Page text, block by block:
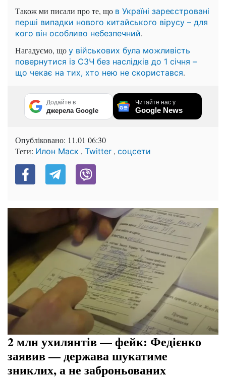
Також ми писали про те, що в Україні зареєстровані
перші випадки нового китайського вірусу – для
кого він особливо небезпечний.
Нагадуємо, що у військових була можливість
повернутися із СЗЧ без наслідків до 1 січня –
що чекає на тих, хто нею не скористався.
Додайте в
джерела Google
Читайте нас у
Google News
Опубліковано: 11.01 06:30
Теги: Илон Маск , Twitter , соцсети
2 млн ухилянтів — фейк: Федієнко
заявив — держава шукатиме
зниклих, а не заброньованих